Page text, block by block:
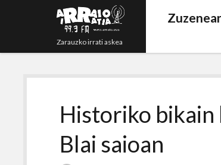
Zarauzko irrati askea
Historiko bikain
Blai saioan